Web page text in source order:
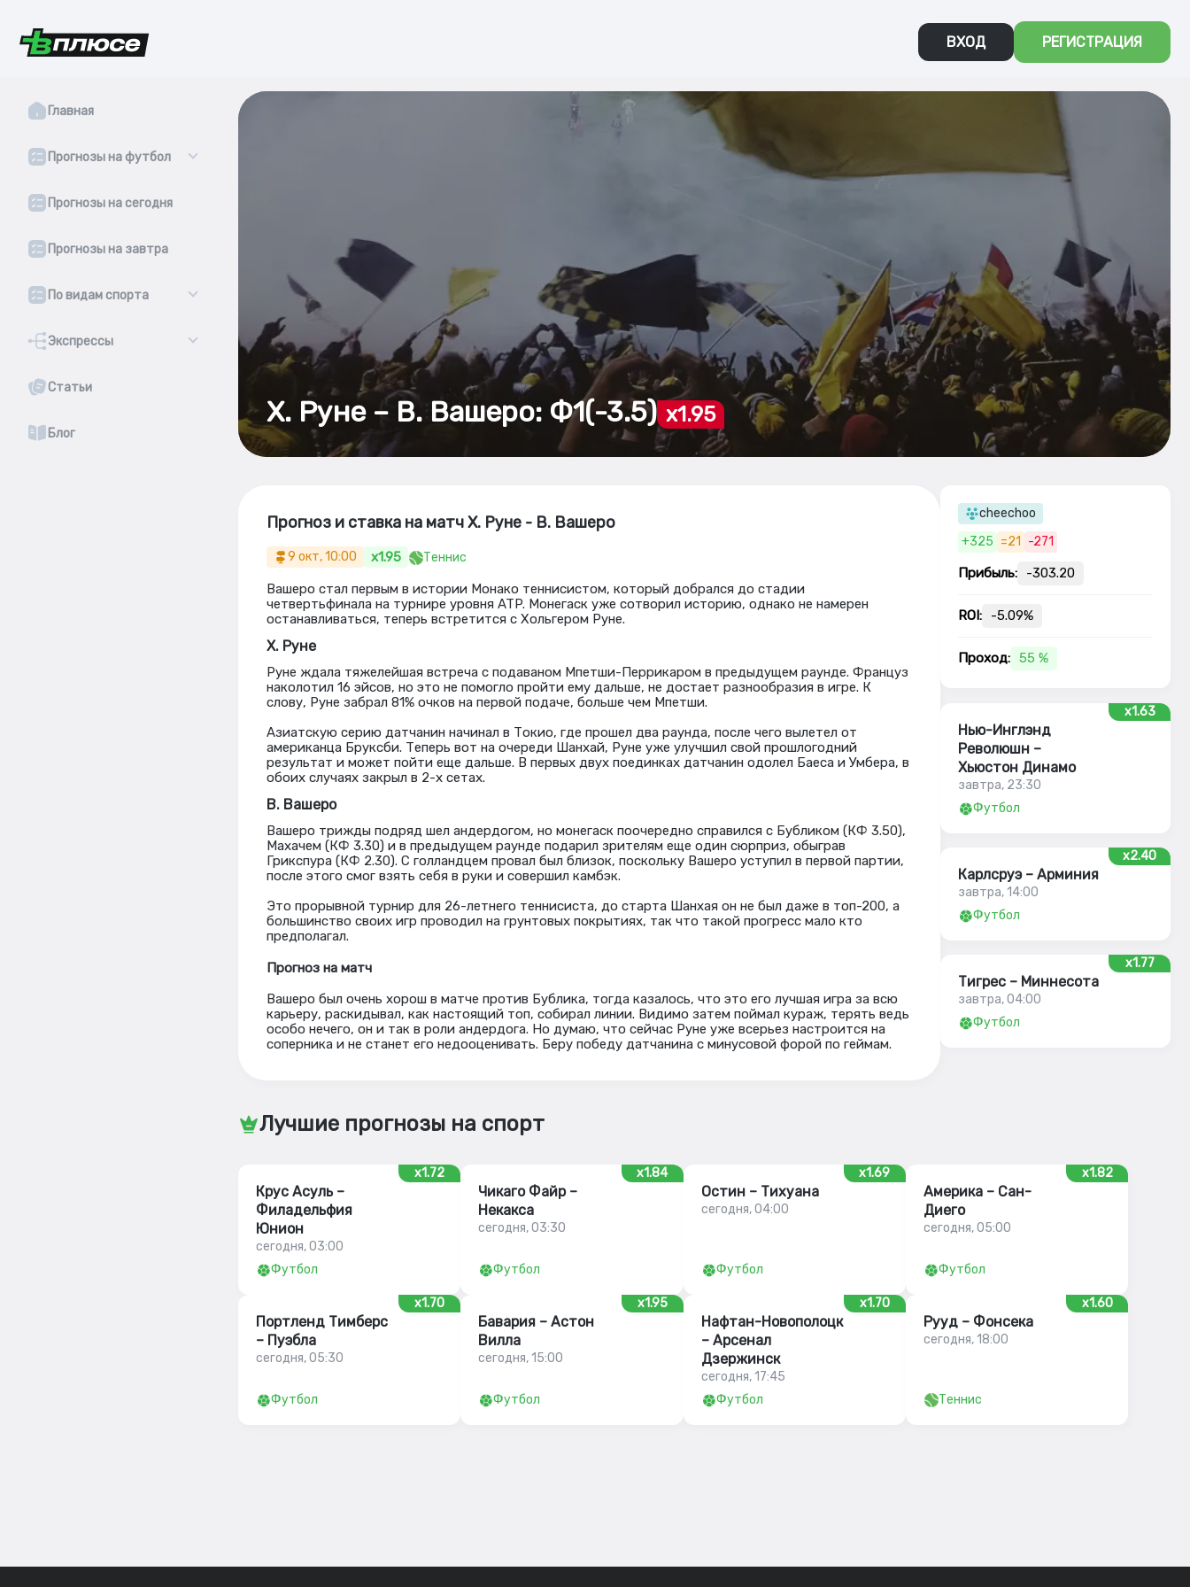
ВХОД РЕГИСТРАЦИЯ
Главная
Прогнозы на футбол
Прогнозы на сегодня
Прогнозы на завтра
По видам спорта
Экспрессы
Статьи
Блог
Х. Руне – В. Вашеро: Ф1(-3.5) x1.95
Прогноз и ставка на матч Х. Руне - В. Вашеро
9 окт, 10:00 x1.95 Теннис
Вашеро стал первым в истории Монако теннисистом, который добрался до стадии
четвертьфинала на турнире уровня ATP. Монегаск уже сотворил историю, однако не намерен
останавливаться, теперь встретится с Хольгером Руне.
Х. Руне
Руне ждала тяжелейшая встреча с подаваном Мпетши-Перрикаром в предыдущем раунде. Француз
наколотил 16 эйсов, но это не помогло пройти ему дальше, не достает разнообразия в игре. К
слову, Руне забрал 81% очков на первой подаче, больше чем Мпетши.
Азиатскую серию датчанин начинал в Токио, где прошел два раунда, после чего вылетел от
американца Бруксби. Теперь вот на очереди Шанхай, Руне уже улучшил свой прошлогодний
результат и может пойти еще дальше. В первых двух поединках датчанин одолел Баеса и Умбера, в
обоих случаях закрыл в 2-х сетах.
В. Вашеро
Вашеро трижды подряд шел андердогом, но монегаск поочередно справился с Бубликом (КФ 3.50),
Махачем (КФ 3.30) и в предыдущем раунде подарил зрителям еще один сюрприз, обыграв
Грикспура (КФ 2.30). С голландцем провал был близок, поскольку Вашеро уступил в первой партии,
после этого смог взять себя в руки и совершил камбэк.
Это прорывной турнир для 26-летнего теннисиста, до старта Шанхая он не был даже в топ-200, а
большинство своих игр проводил на грунтовых покрытиях, так что такой прогресс мало кто
предполагал.
Прогноз на матч
Вашеро был очень хорош в матче против Бублика, тогда казалось, что это его лучшая игра за всю
карьеру, раскидывал, как настоящий топ, собирал линии. Видимо затем поймал кураж, терять ведь
особо нечего, он и так в роли андердога. Но думаю, что сейчас Руне уже всерьез настроится на
соперника и не станет его недооценивать. Беру победу датчанина с минусовой форой по геймам.
cheechoo
+325 =21 -271
Прибыль: -303.20
ROI: -5.09%
Проход: 55 %
x1.63
Нью-Инглэнд
Революшн –
Хьюстон Динамо
завтра, 23:30
Футбол
x2.40
Карлсруэ – Арминия
завтра, 14:00
Футбол
x1.77
Тигрес – Миннесота
завтра, 04:00
Футбол
Лучшие прогнозы на спорт
x1.72
Крус Асуль –
Филадельфия
Юнион
сегодня, 03:00
Футбол
x1.84
Чикаго Файр –
Некакса
сегодня, 03:30
Футбол
x1.69
Остин – Тихуана
сегодня, 04:00
Футбол
x1.82
Америка – Сан-
Диего
сегодня, 05:00
Футбол
x1.70
Портленд Тимберс
– Пуэбла
сегодня, 05:30
Футбол
x1.95
Бавария – Астон
Вилла
сегодня, 15:00
Футбол
x1.70
Нафтан-Новополоцк
– Арсенал
Дзержинск
сегодня, 17:45
Футбол
x1.60
Рууд – Фонсека
сегодня, 18:00
Теннис